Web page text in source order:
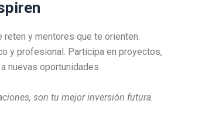
y mentores que te orienten.
y profesional. Participa en proyectos,
nuevas oportunidades.
son tu mejor inversión futura.